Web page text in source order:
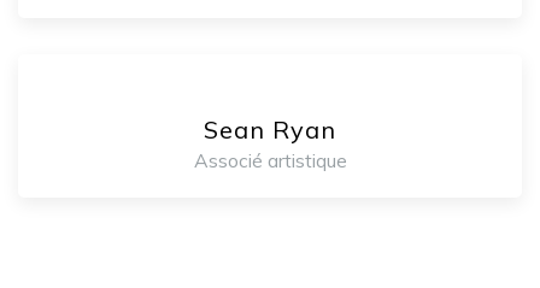
Sean Ryan
Associé artistique